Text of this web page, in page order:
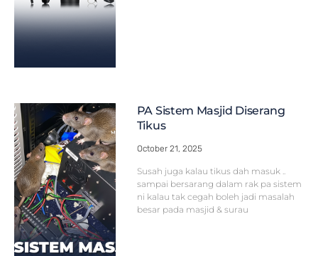
PA Sistem Masjid Diserang
Tikus
October 21, 2025
Susah juga kalau tikus dah masuk ..
sampai bersarang dalam rak pa sistem
ni kalau tak cegah boleh jadi masalah
besar pada masjid & surau